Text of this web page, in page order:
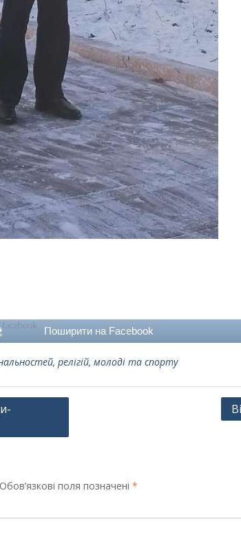
Поширити на Facebook
релігій, молоді та спорту
Обов’язкові поля позначені *